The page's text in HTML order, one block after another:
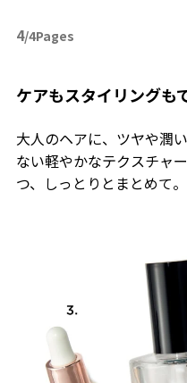
4/4Pages
ケアもスタイリングも
大人のヘアに、ツヤや潤
ない軽やかなテクスチャ
つ、しっとりとまとめて